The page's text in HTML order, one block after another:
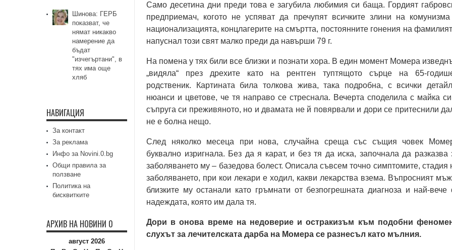
Само десетина дни преди това е загубила любимия си баща. Гордият
предприемач, когото не успяват да пречупят всичките злини на
национализацията, концлагерите на смъртта, постоянните гонения на
напуснал този свят малко преди да навърши 79 г.
На помена у тях били все близки и познати хора. В един момент Момера
„видяла“ през дрехите като на рентген туптящото сърце на 65-
родственик. Картината била толкова жива, така подробна, с всички
нюанси и цветове, че тя направо се стреснала. Вечерта споделила с майка
съпруга си преживяното, но и двамата не й повярвали и дори се притеснили
не е болна нещо.
След няколко месеца при нова, случайна среща със същия човек
буквално изригнала. Без да я карат, и без тя да иска, започнала да разказва
заболяването му – базедова болест. Описала съвсем точно симптомите, стадия
заболяването, при кои лекари е ходил, какви лекарства взема. Въпросният
близките му останали като гръмнати от безпогрешната диагноза и най-вече
надеждата, която им дала тя.
Дори в онова време на недоверие и остракизъм към подобни
слухът за лечителската дарба на Момера се разнесъл като мълния.
Шинова: ГЕРБ
показват, че
нямат никакво
намерение да
бъдат
"изчегъртани", в
тях има още
хляб
НАВИГАЦИЯ
За контакт
За реклама
Инфо за Novini.0.bg
Общи правила за
ползване
Политика на
бисквитките
АРХИВ НА НОВИНИ 0
август 2026